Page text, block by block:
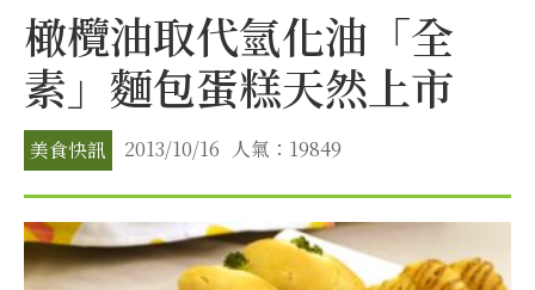
橄欖油取代氫化油「全
素」麵包蛋糕天然上市
美食快訊 2013/10/16 人氣：19849